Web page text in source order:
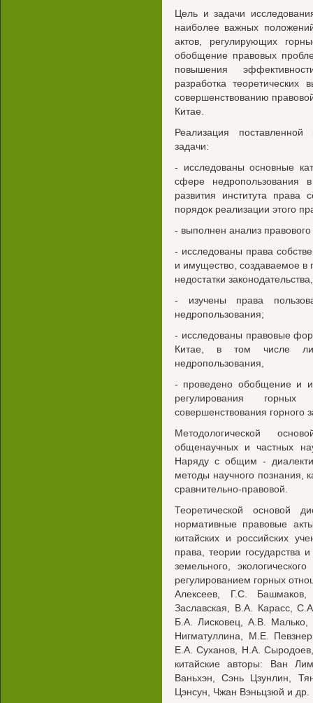
Цель и задачи
наиболее важных
актов, регулирующих
обобщение правовых
повышения
разработка
совершенствованию
Китае.
Реализация
задачи:
- исследованы основные
сфере недропользования
развития института
порядок реализации этого
- выполнен анализ
- исследованы права
и имущество, создаваемое в
недостатки
- изучены права
недропользования;
- исследованы правовые
Китае, в том числе
недропользования,
- проведено обобщение и
регулирования
совершенствования горного
Методологической
общенаучных и частных
Наряду с общим -
методы научного познания,
сравнительно-правовой.
Теоретической основой
нормативные правовые
китайских и российских
права, теории государства
земельного,
регулированием горных
Алексеев, Г.С.
Заславская, В.А. Карасс,
Б.А. Лисковец, А.В. Малько,
Нигматуллина, М.Е.
Е.А. Суханов, Н.А.
китайские авторы: Ван
Ваньхэн, Сэнь Цзунлин,
Цэнсун, Чжан Вэньцзюй и др.